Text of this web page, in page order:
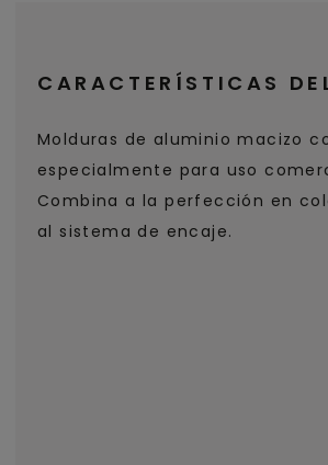
CARACTERÍSTICAS
Molduras de aluminio macizo
especialmente para uso
Combina a la perfección en
al sistema de encaje.